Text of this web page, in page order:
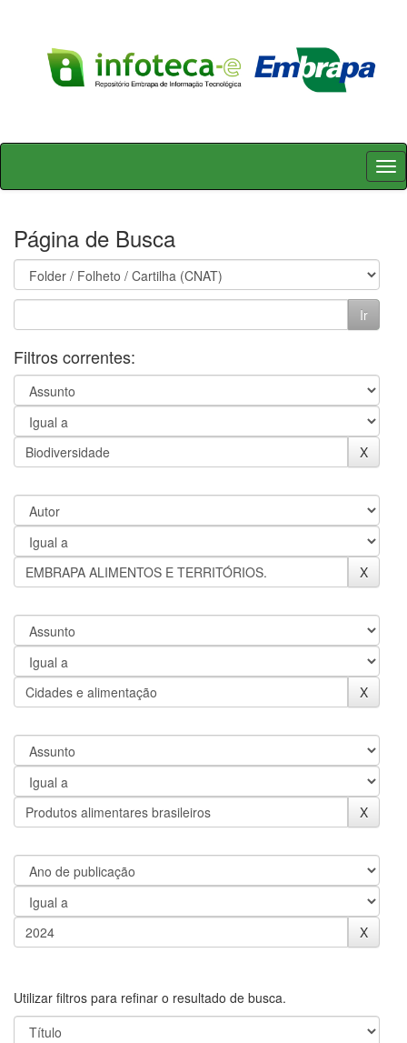
Skip
Página de Busca
Filtros correntes:
Utilizar filtros para refinar o resultado de busca.